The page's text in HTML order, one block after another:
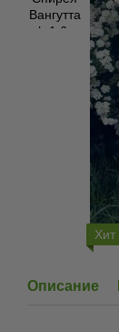
Хит
Описание